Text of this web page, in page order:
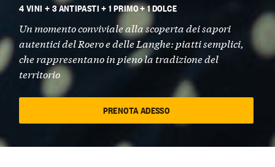
4 VINI + 3 ANTIPASTI + 1 PRIMO + 1 DOLCE
Un momento conviviale alla scoperta dei sapori
autentici del Roero e delle Langhe: piatti semplici,
che rappresentano in pieno la tradizione del
territorio
PRENOTA ADESSO